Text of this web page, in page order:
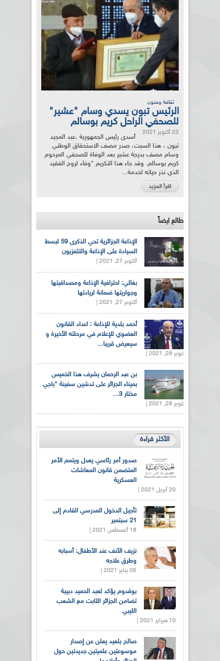
ثقافة وفنون
الرئيس تبون يسدي وسام "عشير"
للصحفي الراحل كريم بوسالم
23 أكتوبر 2021
أسدى رئيس الجمهورية ،عبد المجيد
تبون ، هذا السبت، صدر مصف الاستحقاق الوطني
وسام مصف بدرجة عشير بعد الوفاة للصحفي المرحوم
كريم بوسالم. وقد جاء هذا التكريم "وفاء لروح الفقيد
الذي نذر حياته لخدمة...
اقرأ المزيد
طالع ايضاً
الإذاعة الجزائرية تحي الذكرى 59 لبسط
السيادة على الإذاعة والتلفزيون
أكتوبر 27, 2021 |
بغالي: احترافية الإذاعة ومصداقيتها
وجواريتها ضمانة لريادتها
أكتوبر 27, 2021 |
أحمد بلدية للإذاعة : اعداد القانون
العضوي للإعلام في مرحلته الأخيرة و
سيعرض قريبا...
أكتوبر 28, 2021 |
بن عبد الرحمان يشرف هذا الخميس
بميناء الجزائر على تدشين سفينة "باجي
مختار 3...
أكتوبر 28, 2021 |
الأكثر قراءة
صدور أمر رئاسي يعدل ويتمم الأمر
المتضمن قانون المعاشات
العسكرية
20 أبريل 2021 |
تأجيل الدخول المدرسي القادم إلى
21 سبتمبر
18 أغسطس 2021 |
نزيف الأنف عند الأطفال: أسبابه
وطرق علاجه
05 يناير 2021 |
بوقدوم يؤكد لعبد الحميد دبيبة
تضامن الجزائر الثابت مع الشعب
الليبي
10 فبراير 2021 |
صالح بلعيد يعلن عن إصدار
موسوعتين علميتين جديدتين حول